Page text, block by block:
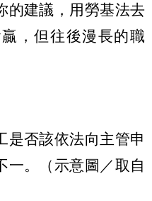
的建議，用勞基法去
，但往後漫長的職
否該依法向主管申
一。（示意圖／取自